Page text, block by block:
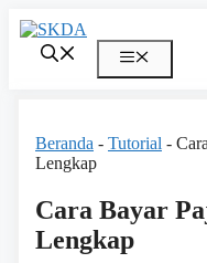
Skip
to
content
Menu
Beranda - Tutorial -
Lengkap
Cara Bayar
Lengkap